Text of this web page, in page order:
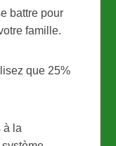
battre pour
famille.
que 25%
à la